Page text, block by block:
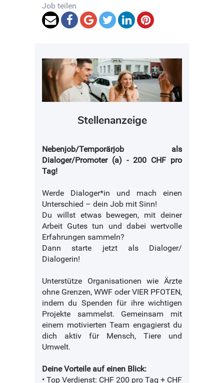
Job teilen
Stellenanzeige
Nebenjob/Temporärjob als
Dialoger/Promoter (a) - 200 CHF pro
Tag!
Werde Dialoger*in und mach einen
Unterschied – dein Job mit Sinn!
Du willst etwas bewegen, mit deiner
Arbeit Gutes tun und dabei wertvolle
Erfahrungen sammeln?
Dann starte jetzt als Dialoger/
Dialogerin!
Unterstütze Organisationen wie Ärzte
ohne Grenzen, WWF oder VIER PFOTEN,
indem du Spenden für ihre wichtigen
Projekte sammelst. Gemeinsam mit
einem motivierten Team engagierst du
dich aktiv für Mensch, Tiere und
Umwelt.
Deine Vorteile auf einen Blick:
• Top Verdienst: CHF 200 pro Tag + CHF